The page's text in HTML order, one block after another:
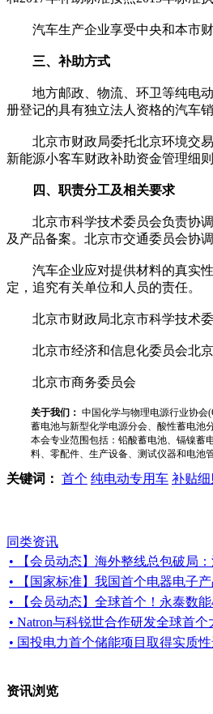
汽车生产企业享受中央和本市财
三、补助方式
地方邮政、物流、环卫等纯电动
册登记的具有独立法人资格的汽车
北京市财政局委托北京环境交易
新能源小客车财政补助资金管理细
四、职责分工及相关要求
北京市科学技术委员会负责协调
及产品备案。北京市交通委员会协
汽车企业应对提供材料的真实性
定，追究有关单位和人员的责任。
北京市财政局北京市科学技术
北京市经济和信息化委员会北京
北京市商务委员会
关于我们： 中国化学与物理电源行业协会
蓄电池与新型化学电源分会、酸性蓄电池
本会专业范围包括：铅酸蓄电池、镉镍蓄
料、零配件、生产设备、测试仪器和电池
关键词： 首个 纯电动专用车 补贴细
同类资讯
• 【会员动态】海外整线总包破局
• 【国家标准】我国首个电器电子
• 【会员动态】全球首个！永泰数
• Natron与科锐世合作研发全球首
• 国投电力首个储能项目取得实质
资讯浏览